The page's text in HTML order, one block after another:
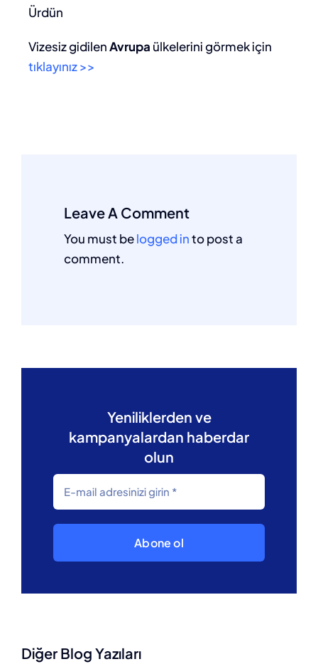
Ürdün
Vizesiz gidilenAvrupa ülkelerini görmek için
tıklayınız >>
Leave A Comment
You must belogged into post a
comment.
Yeniliklerden ve
kampanyalardan haberdar
olun
Abone ol
Diğer Blog Yazıları